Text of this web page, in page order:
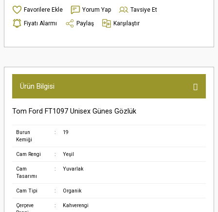
Yorum Yap
Tavsiye Et
Fiyatı Alarmı
Paylaş Karşılaştır
Ürün Bilgisi
Tom Ford FT1097 Unisex Günes Gözlük
Burun
Kemiği
: 19
Cam Rengi : Yeşil
Cam
Tasarımı
: Yuvarlak
Cam Tipi : Organik
Çerçeve
: Kahverengi